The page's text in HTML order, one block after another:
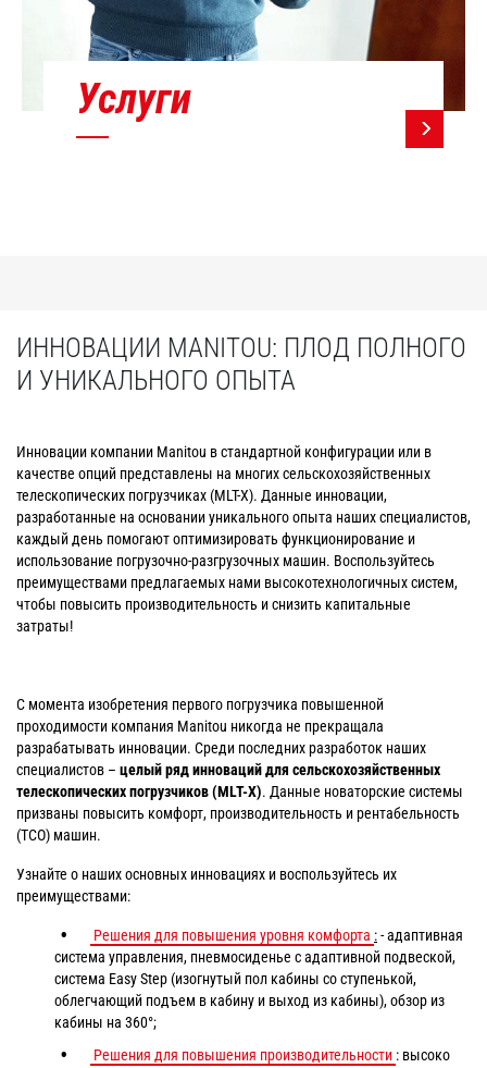
Услуги
ИННОВАЦИИ MANITOU: ПЛОД ПОЛНОГО
И УНИКАЛЬНОГО ОПЫТА
Инновации компании Manitou в стандартной конфигурации или в
качестве опций представлены на многих сельскохозяйственных
телескопических погрузчиках (MLT-X). Данные инновации,
разработанные на основании уникального опыта наших специалистов,
каждый день помогают оптимизировать функционирование и
использование погрузочно-разгрузочных машин. Воспользуйтесь
преимуществами предлагаемых нами высокотехнологичных систем,
чтобы повысить производительность и снизить капитальные
затраты!
С момента изобретения первого погрузчика повышенной
проходимости компания Manitou никогда не прекращала
разрабатывать инновации. Среди последних разработок наших
специалистов – целый ряд инноваций для сельскохозяйственных
телескопических погрузчиков (MLT-X). Данные новаторские системы
призваны повысить комфорт, производительность и рентабельность
(TCO) машин.
Узнайте о наших основных инновациях и воспользуйтесь их
преимуществами:
Решения для повышения уровня комфорта :- адаптивная
система управления, пневмосиденье с адаптивной подвеской,
система Easy Step (изогнутый пол кабины со ступенькой,
облегчающий подъем в кабину и выход из кабины), обзор из
кабины на 360°;
Решения для повышения производительности : высоко